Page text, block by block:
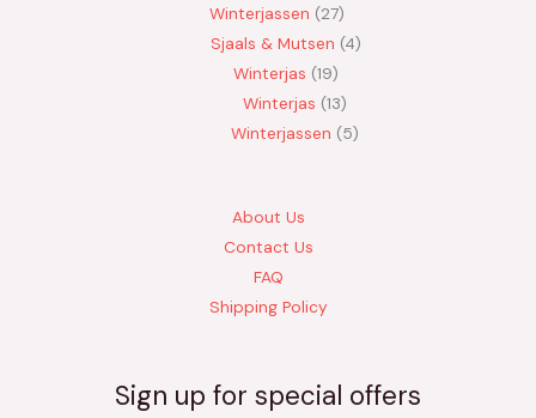
Winterjassen
27
Sjaals & Mutsen 4
Winterjas 19
Winterjas 13
Winterjassen
5
About Us
Contact Us
FAQ
Shipping Policy
Sign up for special offers